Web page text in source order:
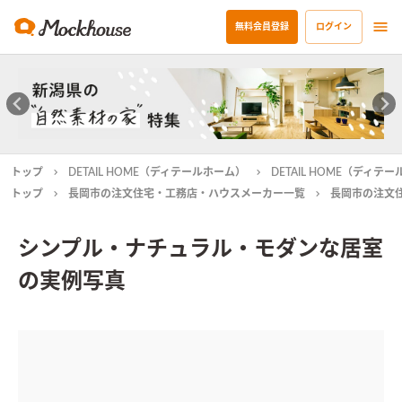
無料会員登録 ログイン
トップ DETAIL HOME（ディテールホーム）
DETAIL HOME（ディテ
トップ
長岡市の注文住宅・工務店・ハウスメーカー一覧 長岡市の注文
シンプル・ナチュラル・モダンな居室
の実例写真